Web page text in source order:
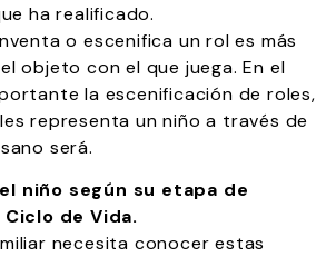
ha realificado.
o escenifica un rol es más
objeto con el que juega. En el
la escenificación de roles,
representa un niño a través de
será.
niño según su etapa de
de Vida.
necesita conocer estas